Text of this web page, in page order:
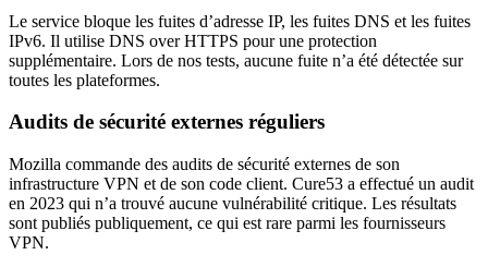
Le service bloque les fuites d’adresse IP, les fuites DNS et les fuites
IPv6. Il utilise DNS over HTTPS pour une protection
supplémentaire. Lors de nos tests, aucune fuite n’a été détectée sur
toutes les plateformes.
Audits de sécurité externes réguliers
Mozilla commande des audits de sécurité externes de son
infrastructure VPN et de son code client. Cure53 a effectué un audit
en 2023 qui n’a trouvé aucune vulnérabilité critique. Les résultats
sont publiés publiquement, ce qui est rare parmi les fournisseurs
VPN.